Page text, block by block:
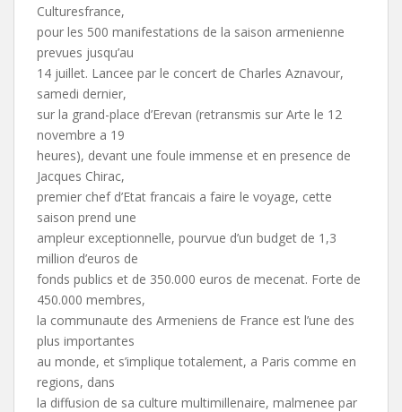
Culturesfrance,
pour les 500 manifestations de la saison armenienne
prevues jusqu’au
14 juillet. Lancee par le concert de Charles Aznavour,
samedi dernier,
sur la grand-place d’Erevan (retransmis sur Arte le 12
novembre a 19
heures), devant une foule immense et en presence de
Jacques Chirac,
premier chef d’Etat francais a faire le voyage, cette
saison prend une
ampleur exceptionnelle, pourvue d’un budget de 1,3
million d’euros de
fonds publics et de 350.000 euros de mecenat. Forte de
450.000 membres,
la communaute des Armeniens de France est l’une des
plus importantes
au monde, et s’implique totalement, a Paris comme en
regions, dans
la diffusion de sa culture multimillenaire, malmenee par